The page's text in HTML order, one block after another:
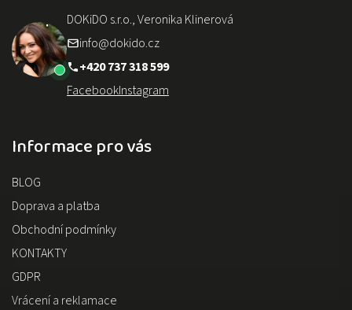
Informace pro vás
BLOG
Doprava a platba
Obchodní podmínky
KONTAKTY
GDPR
Vrácení a reklamace
DOKiDO s.r.o., Veronika Klinerová
info@dokido.cz
+420 737 318 599
FacebookInstagram